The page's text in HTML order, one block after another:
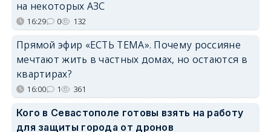
на некоторых АЗС
16:29 0 132
Прямой эфир «ЕСТЬ ТЕМА». Почему россияне
мечтают жить в частных домах, но остаются в
квартирах?
16:00 1 361
Кого в Севастополе готовы взять на работу
для защиты города от дронов